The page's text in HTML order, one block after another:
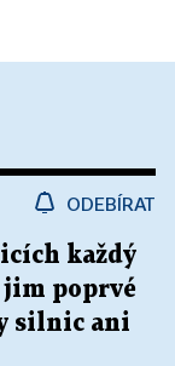
ODEBÍRAT
každý
jim poprvé
silnic ani